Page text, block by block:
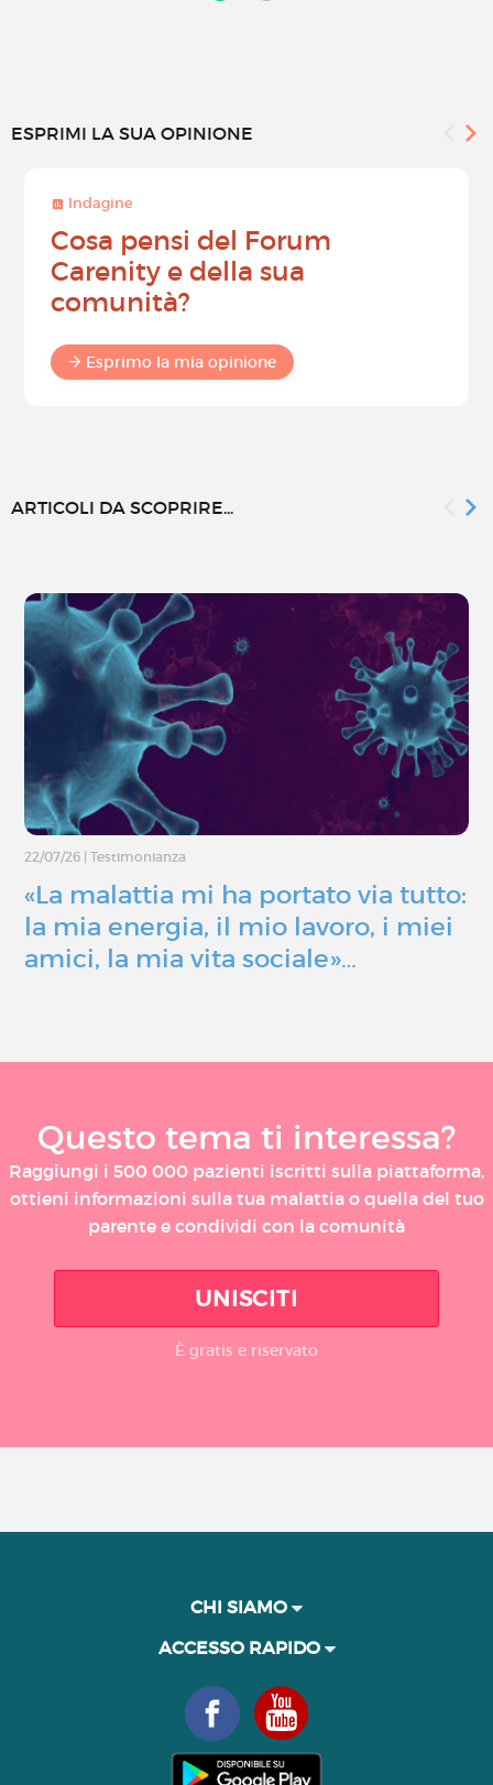
ESPRIMI LA SUA OPINIONE
Indagine
Cosa pensi del Forum
Carenity e della sua
comunità?
Esprimo la mia opinione
ARTICOLI DA SCOPRIRE...
22/07/26 Testimonianza
«La malattia mi ha portato via tutto:
la mia energia, il mio lavoro, i miei
amici, la mia vita sociale»…
Questo tema ti interessa?
Raggiungi i 500 000 pazienti iscritti sulla piattaforma,
ottieni informazioni sulla tua malattia o quella del tuo
parente e condividi con la comunità
UNISCITI
È gratis e riservato
CHI SIAMO
ACCESSO RAPIDO